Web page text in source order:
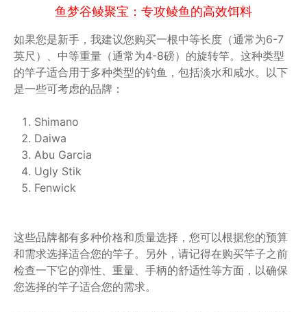
鱼梦谷鲮聚宝：专攻鲮鱼的高效饵料
如果您是新手，我建议您购买一根中等长度（通常为6-7
英尺）、中等重量（通常为4-8磅）的旋转竿。这种类型
的竿子适合用于多种类型的钓鱼，包括淡水和咸水。以下
是一些可考虑的品牌：
Shimano
Daiwa
Abu Garcia
Ugly Stik
Fenwick
这些品牌都有多种价格和质量选择，您可以根据您的预算
和需求选择适合您的竿子。另外，请记得在购买竿子之前
检查一下它的弹性、重量、手柄的舒适性等方面，以确保
您选择的竿子适合您的需求。